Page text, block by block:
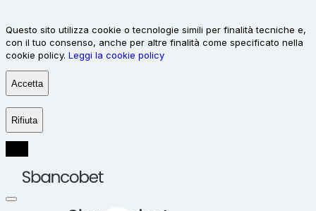
Questo sito utilizza cookie o tecnologie simili per finalità tecniche e,
con il tuo consenso, anche per altre finalità come specificato nella
cookie policy. Leggi la cookie policy
Accetta
Rifiuta